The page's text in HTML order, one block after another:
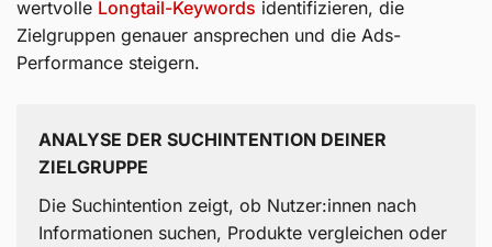
wertvolle Longtail-Keywords identifizieren, die
Zielgruppen genauer ansprechen und die Ads-
Performance steigern.
ANALYSE DER SUCHINTENTION DEINER
ZIELGRUPPE
Die Suchintention zeigt, ob Nutzer:innen nach
Informationen suchen, Produkte vergleichen oder